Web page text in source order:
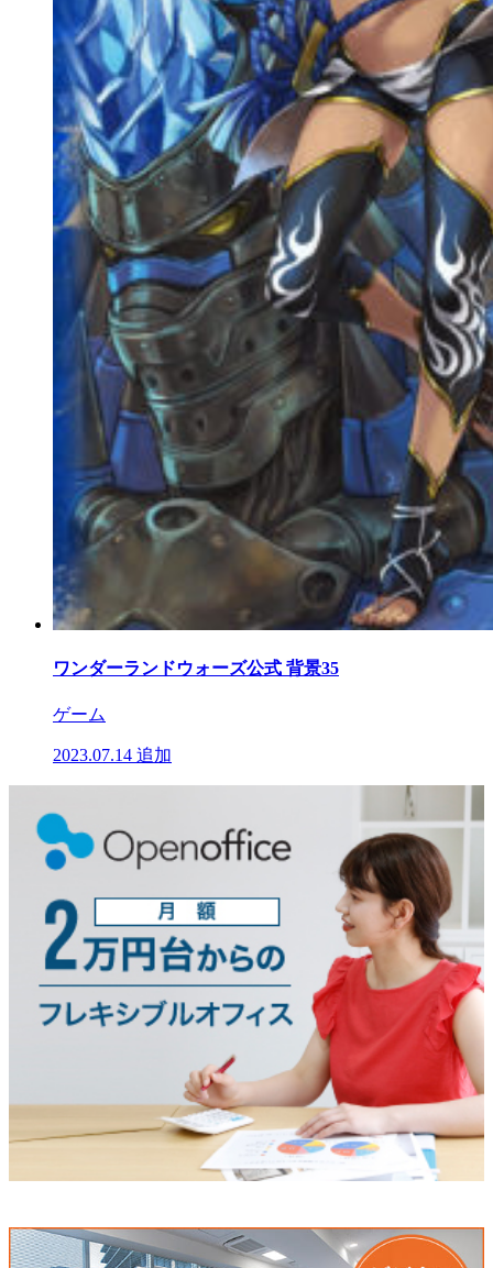
ワンダーランドウォーズ公式 背景35
ゲーム
2023.07.14 追加